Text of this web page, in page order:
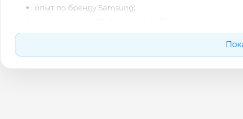
опыт по бренду Samsung;
подбор проверенных комплектующих.
После ремонта мастер проверяет изображение, звук,
Типовые неисправности при наличии деталей часто